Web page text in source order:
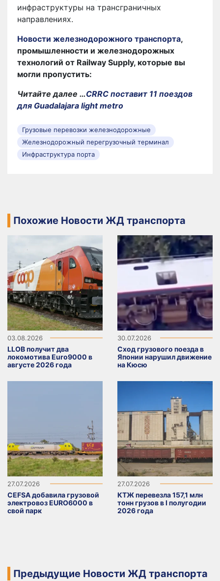
инфраструктуры на трансграничных
направлениях.
Новости железнодорожного транспорта,
промышленности и железнодорожных
технологий от Railway Supply, которые вы
могли пропустить:
Читайте далее …CRRC поставит 11 поездов
для Guadalajara light metro
Грузовые перевозки железнодорожные
Железнодорожный перегрузочный терминал
Инфраструктура порта
Похожие Новости ЖД транспорта
03.08.2026
LLOB получит два
локомотива Euro9000 в
августе 2026 года
30.07.2026
Сход грузового поезда в
Японии нарушил движение
на Кюсю
27.07.2026
CEFSA добавила грузовой
электровоз EURO6000 в
свой парк
27.07.2026
КТЖ перевезла 157,1 млн
тонн грузов в I полугодии
2026 года
Предыдущие Новости ЖД транспорта